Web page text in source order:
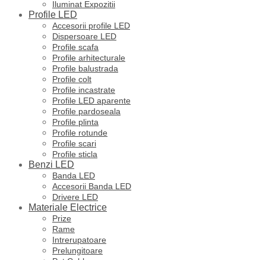
Iluminat Expozitii
Profile LED
Accesorii profile LED
Dispersoare LED
Profile scafa
Profile arhitecturale
Profile balustrada
Profile colt
Profile incastrate
Profile LED aparente
Profile pardoseala
Profile plinta
Profile rotunde
Profile scari
Profile sticla
Benzi LED
Banda LED
Accesorii Banda LED
Drivere LED
Materiale Electrice
Prize
Rame
Intrerupatoare
Prelungitoare